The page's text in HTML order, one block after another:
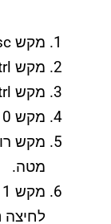
מקש Esc יפתח ויסגור את סרגל הנגישות
מקש Ctrl + יגדיל את הטקסט באתר
מקש Ctrl – יקטין את הטקסט באתר
מקש Ctrl 0 יחזיר את האתר לגדלו המקורי
מטה.
לחיצה